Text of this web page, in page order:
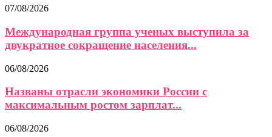
07/08/2026
Международная группа ученых выступила за
двукратное сокращение населения...
06/08/2026
Названы отрасли экономики России с
максимальным ростом зарплат...
06/08/2026